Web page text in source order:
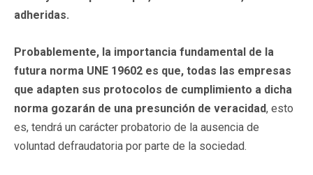
adheridas.
Probablemente, la importancia fundamental de la
futura norma UNE 19602 es que, todas las empresas
que adapten sus protocolos de cumplimiento a dicha
norma gozarán de una presunción de veracidad, esto
es, tendrá un carácter probatorio de la ausencia de
voluntad defraudatoria por parte de la sociedad.